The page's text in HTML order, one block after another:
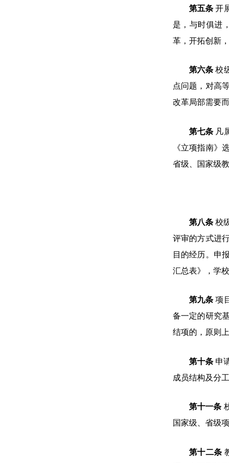
第五条 开
是，与时俱进
革，开拓创新
第六条 校
点问题，对高
改革局部需要
第七条 凡
《立项指南》
省级、国家级
第八条 校
评审的方式进
目的经历。申
汇总表》，学
第九条 项
备一定的研究
结项的，原则
第十条 申
成员结构及分
第十一条
国家级、省级
第十二条